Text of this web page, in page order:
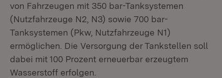
von Fahrzeugen mit 350 bar-Tanksystemen
(Nutzfahrzeuge N2, N3) sowie 700 bar-
Tanksystemen (Pkw, Nutzfahrzeuge N1)
ermöglichen. Die Versorgung der Tankstellen soll
dabei mit 100 Prozent erneuerbar erzeugtem
Wasserstoff erfolgen.